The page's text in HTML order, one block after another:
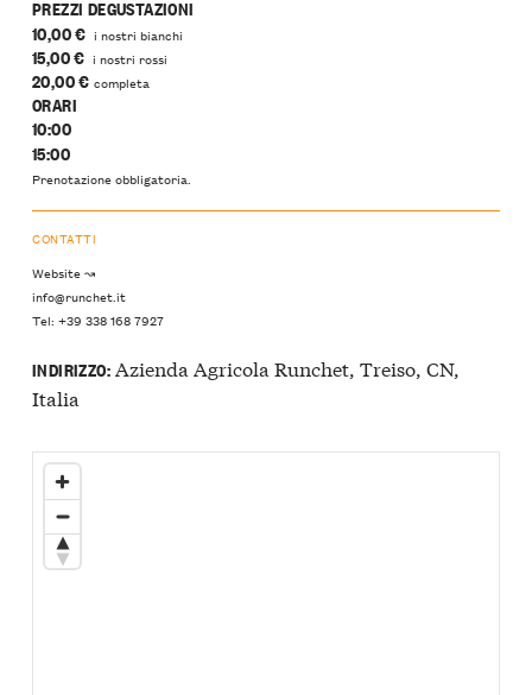
PREZZI DEGUSTAZIONI
10,00 € i nostri bianchi
15,00 € i nostri rossi
20,00 € completa
ORARI
10:00
15:00
Prenotazione obbligatoria.
CONTATTI
Website ↝
info@runchet.it
Tel: +39 338 168 7927
INDIRIZZO:Azienda Agricola Runchet, Treiso, CN,
Italia